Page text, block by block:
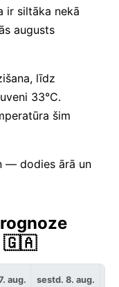
ir siltāka nekā
augusts
līdz
33°C.
šim
— dodies ārā un
🇬🇦
aug. sestd. 8. aug.